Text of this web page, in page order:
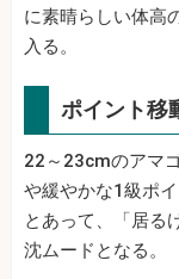
に素晴らしい体高
入る。
ポイント移
22～23cmのアマ
や緩やかな1級ポ
とあって、「居る
沈ムードとなる。